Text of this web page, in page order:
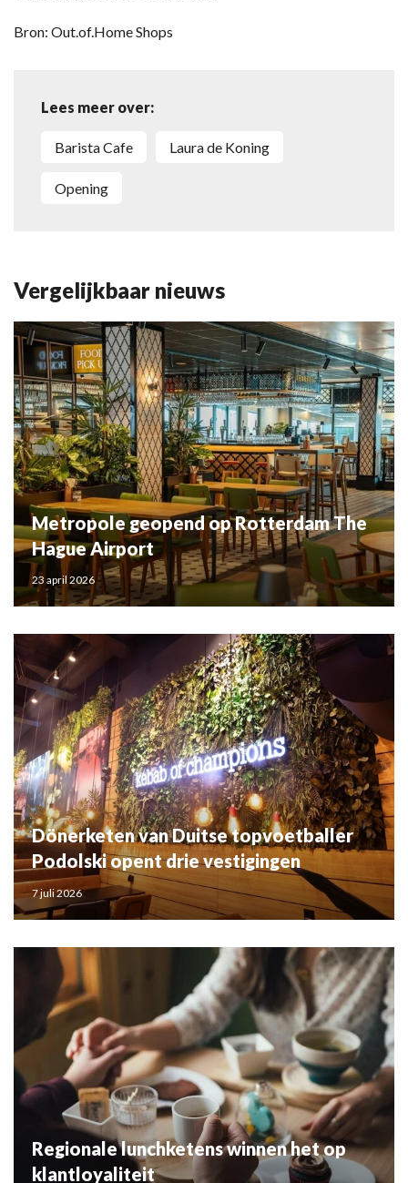
Bron: Out.of.Home Shops
Lees meer over:
Barista Cafe Laura de Koning
opening
Vergelijkbaar nieuws
Metropole geopend op Rotterdam The
Hague Airport
23 april 2026
Dönerketen van Duitse topvoetballer
Podolski opent drie vestigingen
7 juli 2026
Regionale lunchketens winnen het op
klantloyaliteit